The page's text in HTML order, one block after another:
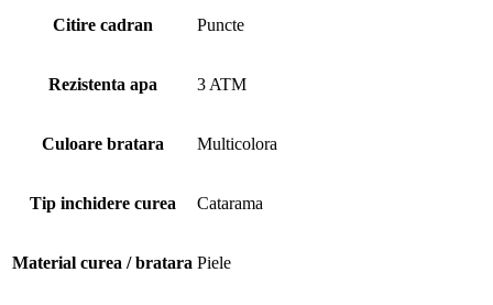
Citire cadran Puncte
Rezistenta apa 3 ATM
Culoare bratara Multicolora
Tip inchidere curea Catarama
Material curea / bratara Piele